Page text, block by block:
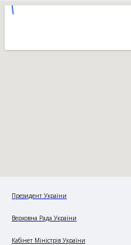
Президент України
Верховна Рада України
Кабінет Міністрів України